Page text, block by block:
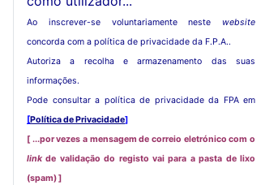
Ao inscrever-se voluntariamente neste website
concorda com a política de privacidade da F.P.A..
Autoriza a recolha e armazenamento das suas
informações.
Pode consultar a política de privacidade da FPA em
[Política de Privacidade]
[ ...por vezes a mensagem de correio eletrónico com o
linkde validação do registo vai para a pasta de lixo
(spam) ]